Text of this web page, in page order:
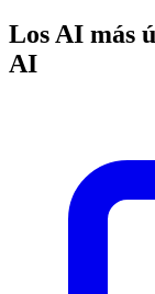
Los AI más
AI